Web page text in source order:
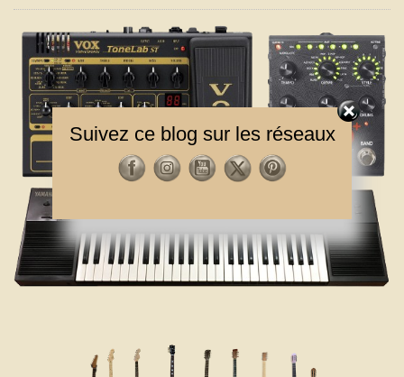
Suivez ce blog sur les réseaux